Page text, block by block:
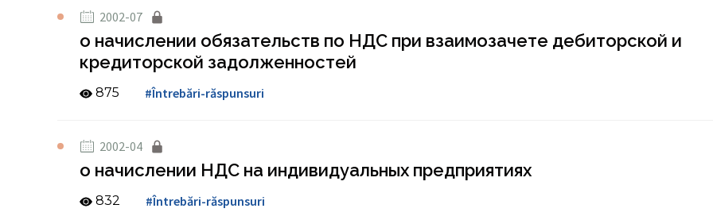
2002-07
о начислении обязательств по НДС при взаимозачете дебиторской и
кредиторской задолженностей
875 #Întrebări-răspunsuri
2002-04
о начислении НДС на индивидуальных предприятиях
832 #Întrebări-răspunsuri